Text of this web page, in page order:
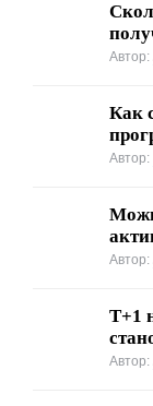
Автор:
Как
Автор:
Автор:
Т+1
Автор: